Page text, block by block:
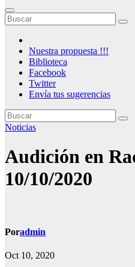
Nuestra propuesta !!!
Biblioteca
Facebook
Twitter
Envía tus sugerencias
Noticias
Audición en
10/10/2020
Poradmin
Oct 10, 2020